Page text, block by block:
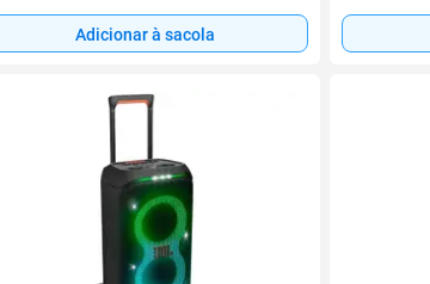
Adicionar à sacola